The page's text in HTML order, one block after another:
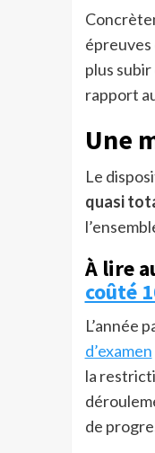
épreuves
plus
rapport
Une
Le
quasi
À lire
coûté
L’année
d’examen
la
de